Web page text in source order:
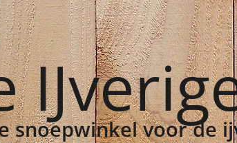
snoepwinkel voor de